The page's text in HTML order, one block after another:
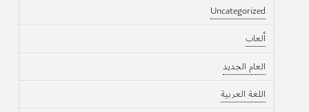
Uncategorized
ألعاب
العام الجديد
اللغة العربية